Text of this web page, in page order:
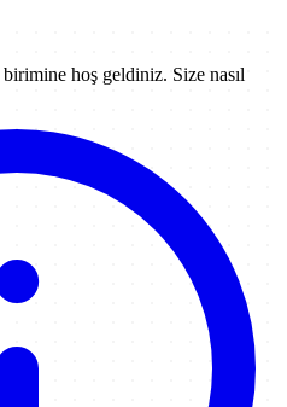
birimine hoş geldiniz. Size nasıl